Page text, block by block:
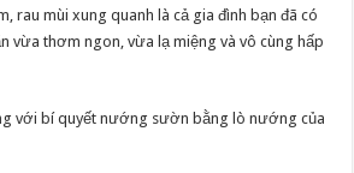
rau mùi xung quanh là cả gia đình bạn đã có
vừa thơm ngon, vừa lạ miệng và vô cùng hấp
với bí quyết nướng sườn bằng lò nướng của